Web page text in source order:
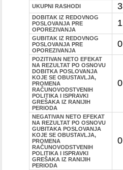
UKUPNI RASHODI
DOBITAK IZ REDOVNOG
POSLOVANJA PRE
OPOREZIVANJA
GUBITAK IZ REDOVNOG
POSLOVANJA PRE
OPOREZIVANJA
0
POZITIVAN NETO EFEKAT
NA REZULTAT PO OSNOVU
DOBITKA POSLOVANJA
KOJE SE OBUSTAVLJA,
PROMENA
RAČUNOVODSTVENIH
POLITIKA I ISPRAVKI
GREŠAKA IZ RANIJIH
PERIODA
0
NEGATIVAN NETO EFEKAT
NA REZULTAT PO OSNOVU
GUBITAKA POSLOVANJA
KOJE SE OBUSTAVLJA,
PROMENA
RAČUNOVODSTVENIH
POLITIKA I ISPRAVKI
GREŠAKA IZ RANIJIH
PERIODA
0